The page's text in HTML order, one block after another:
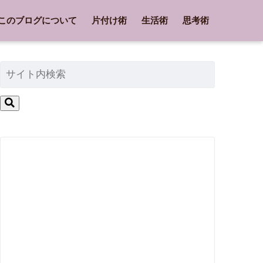
のブログについて 片付け術 生活術 思考術